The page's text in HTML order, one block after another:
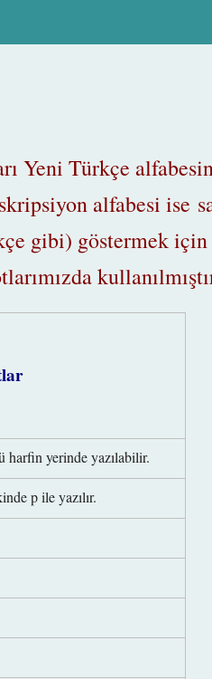
Yeni Türkçe
alfabesi ise
gibi) göstermek için
harfin yerinde yazılabilir.
p ile yazılır.